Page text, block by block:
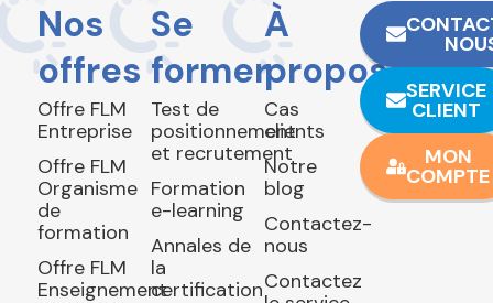
Nos
offres
Offre FLM
Entreprise
Offre FLM
Organisme
de
formation
Offre FLM
Enseignement
Se
former
Test de
positionnement
et recrutement
Formation
e-learning
Annales de
la
certification
À
propos
Cas
clients
Notre
blog
Contactez-
nous
Contactez
SERVICE
CLIENT
MON
COMPTE